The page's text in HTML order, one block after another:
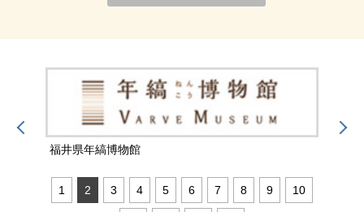
福井県年縞博物館
1 2 3 4 5 6 7 8 9 10